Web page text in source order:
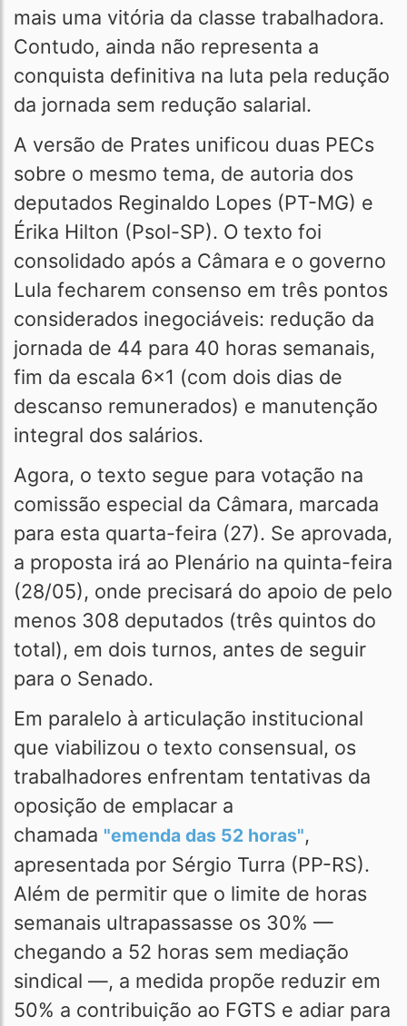
mais uma vitória da classe trabalhadora.
Contudo, ainda não representa a
conquista definitiva na luta pela redução
da jornada sem redução salarial.
A versão de Prates unificou duas PECs
sobre o mesmo tema, de autoria dos
deputados Reginaldo Lopes (PT-MG) e
Érika Hilton (Psol-SP). O texto foi
consolidado após a Câmara e o governo
Lula fecharem consenso em três pontos
considerados inegociáveis: redução da
jornada de 44 para 40 horas semanais,
fim da escala 6x1 (com dois dias de
descanso remunerados) e manutenção
integral dos salários.
Agora, o texto segue para votação na
comissão especial da Câmara, marcada
para esta quarta-feira (27). Se aprovada,
a proposta irá ao Plenário na quinta-feira
(28/05), onde precisará do apoio de pelo
menos 308 deputados (três quintos do
total), em dois turnos, antes de seguir
para o Senado.
Em paralelo à articulação institucional
que viabilizou o texto consensual, os
trabalhadores enfrentam tentativas da
oposição de emplacar a
chamada "emenda das 52 horas",
apresentada por Sérgio Turra (PP-RS).
Além de permitir que o limite de horas
semanais ultrapassasse os 30% —
chegando a 52 horas sem mediação
sindical —, a medida propõe reduzir em
50% a contribuição ao FGTS e adiar para